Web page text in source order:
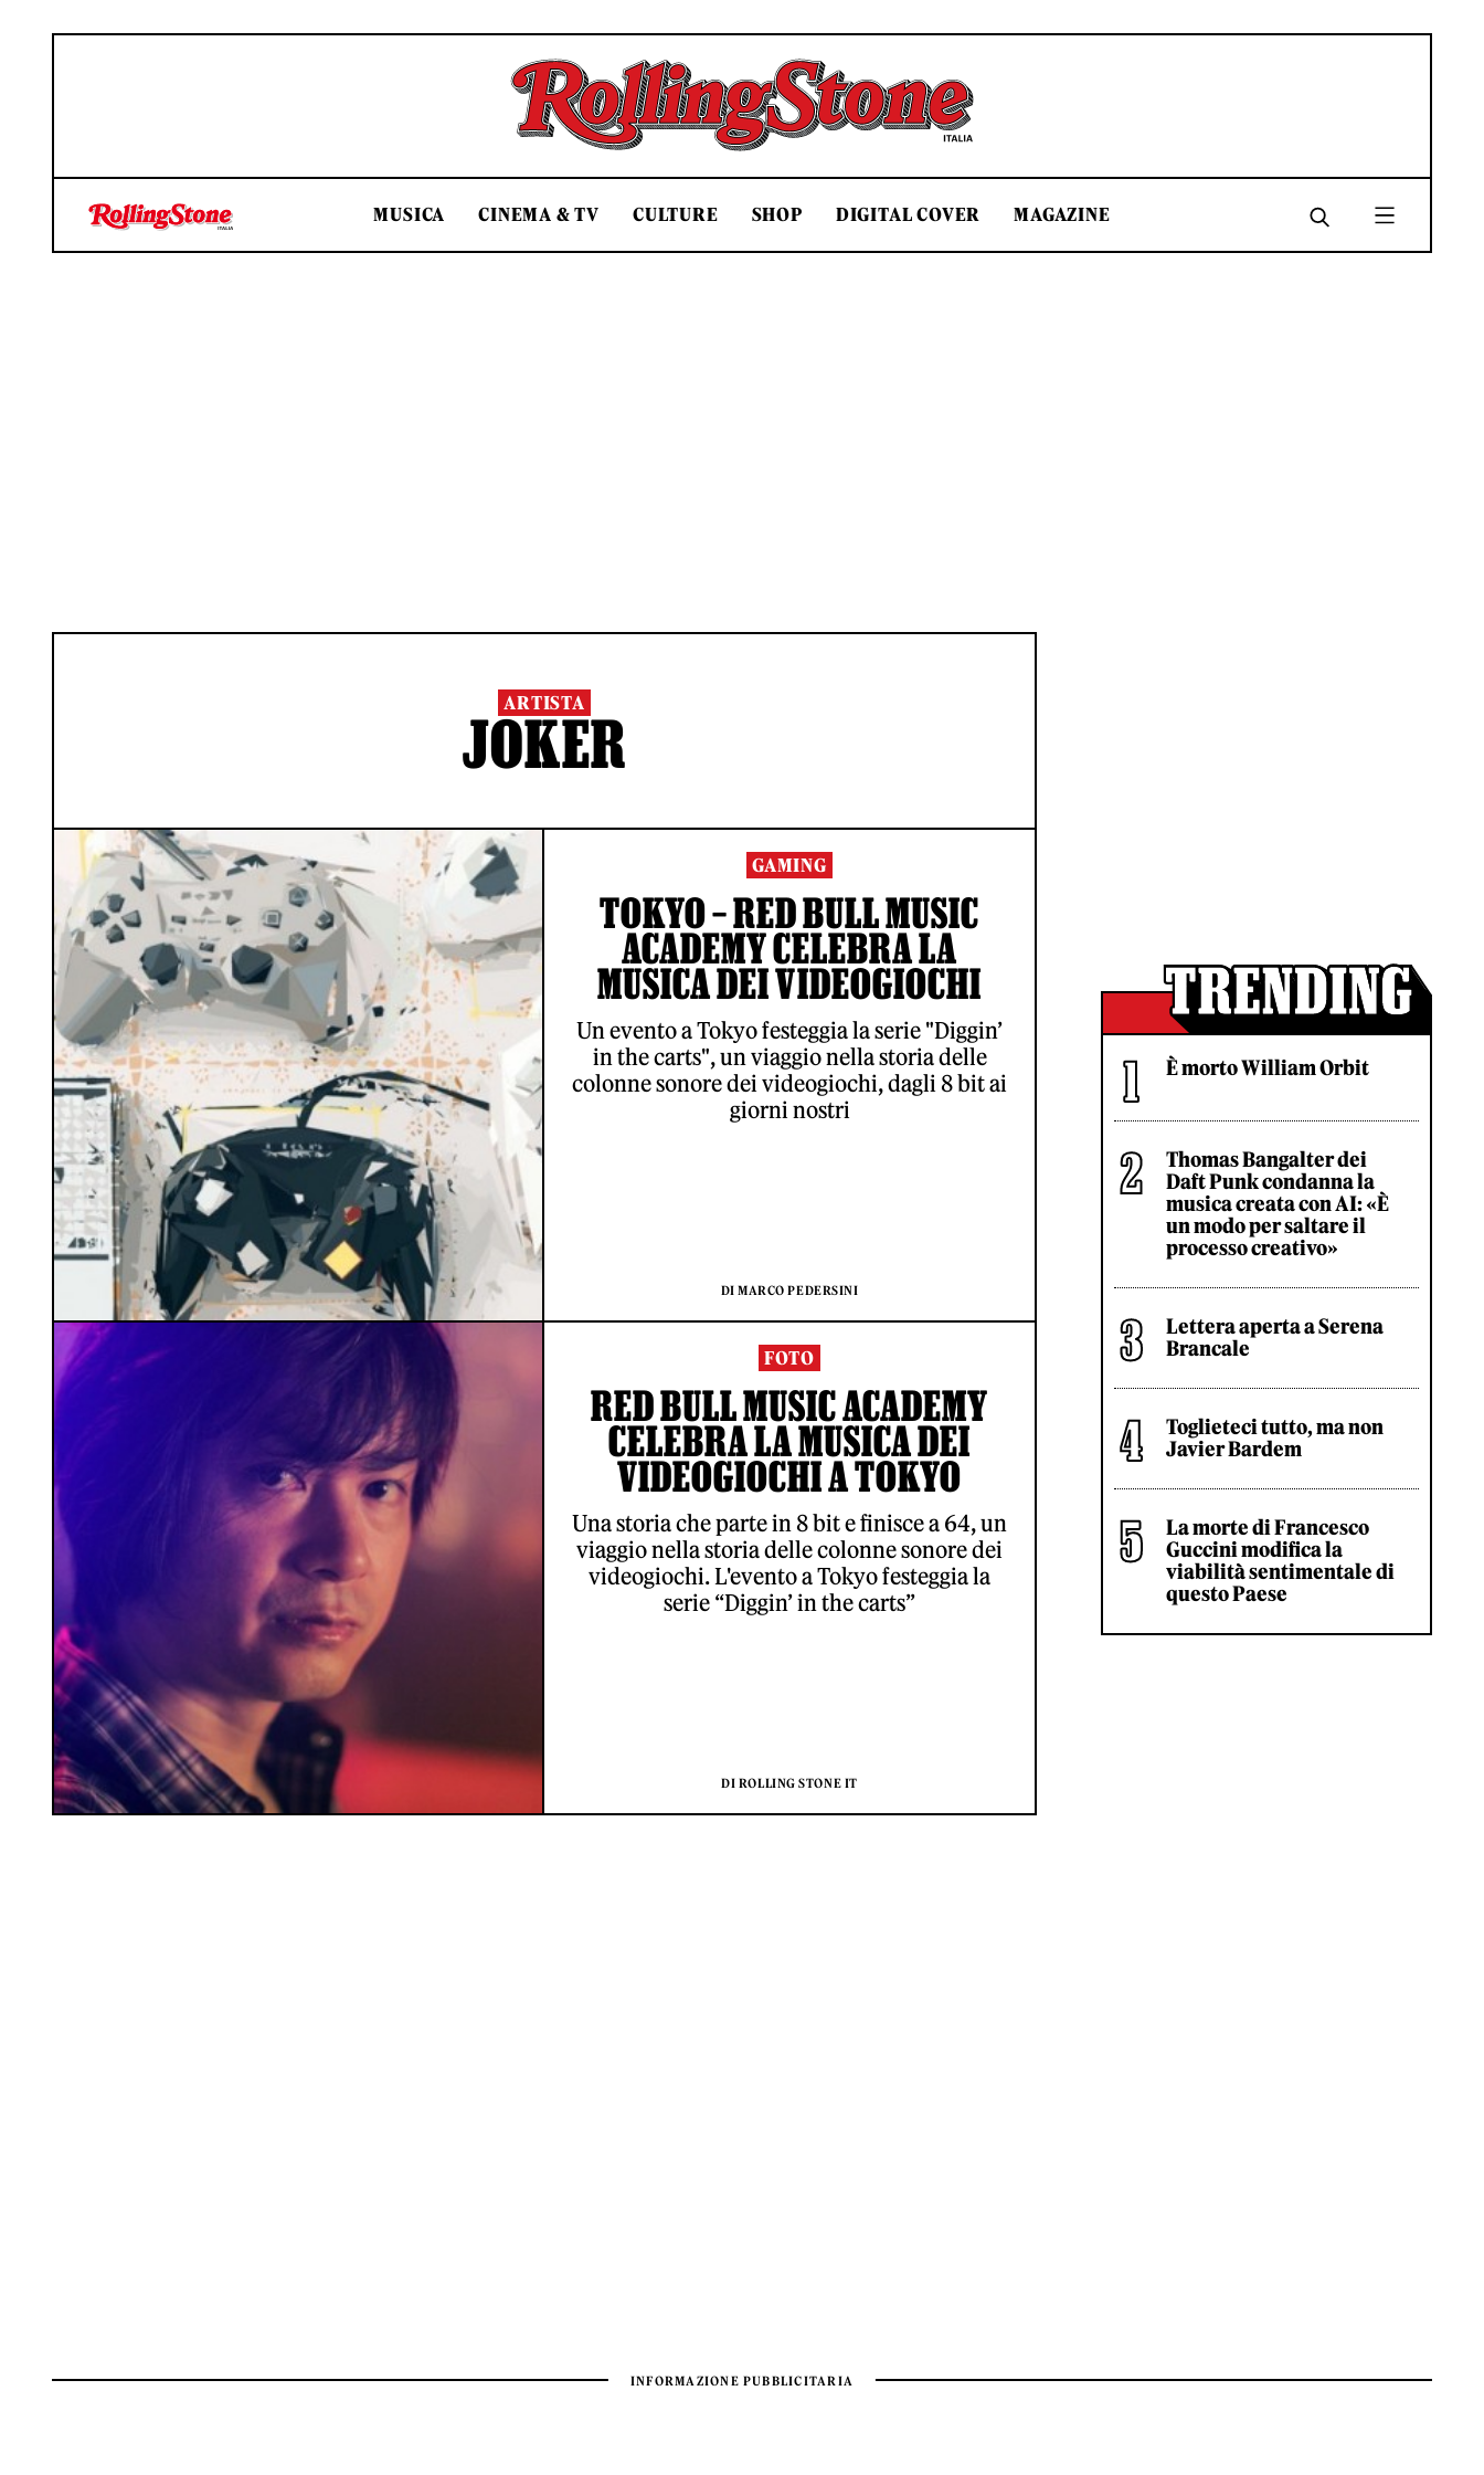
Rolling Stone Italia
MUSICA CINEMA & TV CULTURE SHOP DIGITAL COVER MAGAZINE
ARTISTA
JOKER
GAMING
TOKYO – RED BULL MUSIC
ACADEMY CELEBRA LA
MUSICA DEI VIDEOGIOCHI
Un evento a Tokyo festeggia la serie "Diggin’
in the carts", un viaggio nella storia delle
colonne sonore dei videogiochi, dagli 8 bit ai
giorni nostri
DI MARCO PEDERSINI
FOTO
RED BULL MUSIC ACADEMY
CELEBRA LA MUSICA DEI
VIDEOGIOCHI A TOKYO
Una storia che parte in 8 bit e finisce a 64, un
viaggio nella storia delle colonne sonore dei
videogiochi. L'evento a Tokyo festeggia la
serie “Diggin’ in the carts”
DI ROLLING STONE IT
È morto William Orbit
Thomas Bangalter dei
Daft Punk condanna la
musica creata con AI: «È
un modo per saltare il
processo creativo»
Lettera aperta a Serena
Brancale
Toglieteci tutto, ma non
Javier Bardem
La morte di Francesco
Guccini modifica la
viabilità sentimentale di
questo Paese